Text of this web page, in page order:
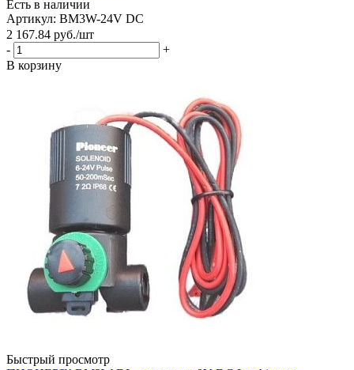
Есть в наличии
Артикул: BM3W-24V DC
2 167.84 руб./шт
-
+
В корзину
Быстрый просмотр